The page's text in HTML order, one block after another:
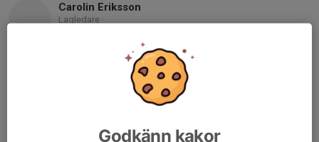
Carolin Eriksson
Lagledare
Mobil visas bara för inloggade
E-post visas bara för inloggade
sofia.lofgren@tik.seGodkänn kakor